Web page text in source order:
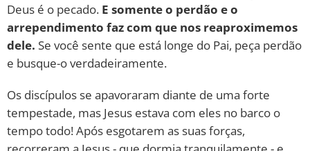
Deus é o pecado. E somente o perdão e o
arrependimento faz com que nos reaproximemos
dele. Se você sente que está longe do Pai, peça perdão
e busque-o verdadeiramente.
Os discípulos se apavoraram diante de uma forte
tempestade, mas Jesus estava com eles no barco o
tempo todo! Após esgotarem as suas forças,